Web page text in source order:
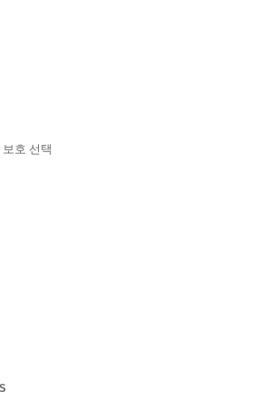
또는 세금 정책을 재정의하지 않는 한 모든
니다. 기본 법인은 특정 견적서 및 주문에 대
의는 주문 또는 외부 트랜잭션에서 청구 일
하게 흐르는 데 도움이 되는 중앙 데이터 매
드를 만들기 위해 필요한 세부 사항을 읽을
하여 사용자 정의 필드 데이터 전송을 자동
새 청구 필드 추가
이지 레이아웃에 새 필드를 추가하여 사용자
호 선택